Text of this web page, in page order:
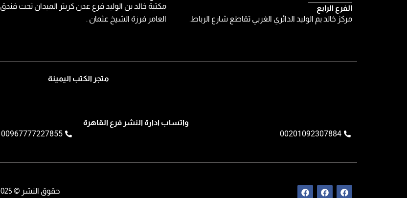
مكتبة خالد بن الوليد فرع عدن كريتر الميدان تحت فندق
العامر فرزة الشيخ عثمان .
الفرع الرابع
مركز خالد بم الوليد الدائري الغربي تقاطع شارع الرباط.
متجر الكتب اليمينة
واتساب ادارة النشر فرع القاهرة
00201092307884
00967777227855
F
a
F
a
F
a
حقوق النشر © 2025 مَكْتَبَةُ دَار الْكُتُبِ الْيَمَنِيَّةِ || تم تطويره بواسطة